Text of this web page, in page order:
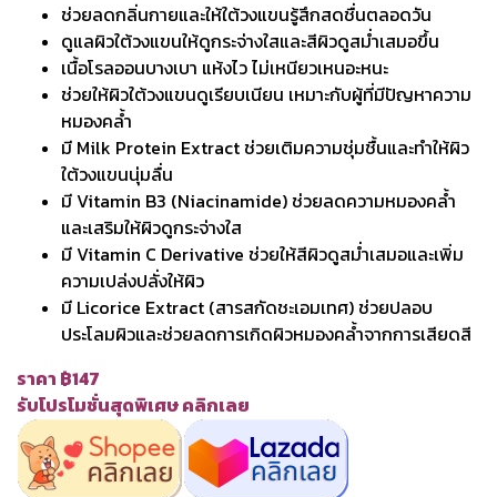
ช่วยลดกลิ่นกายและให้ใต้วงแขนรู้สึกสดชื่นตลอดวัน
ดูแลผิวใต้วงแขนให้ดูกระจ่างใสและสีผิวดูสม่ำเสมอขึ้น
เนื้อโรลออนบางเบา แห้งไว ไม่เหนียวเหนอะหนะ
ช่วยให้ผิวใต้วงแขนดูเรียบเนียน เหมาะกับผู้ที่มีปัญหาความ
หมองคล้ำ
มี Milk Protein Extract ช่วยเติมความชุ่มชื้นและทำให้ผิว
ใต้วงแขนนุ่มลื่น
มี Vitamin B3 (Niacinamide) ช่วยลดความหมองคล้ำ
และเสริมให้ผิวดูกระจ่างใส
มี Vitamin C Derivative ช่วยให้สีผิวดูสม่ำเสมอและเพิ่ม
ความเปล่งปลั่งให้ผิว
มี Licorice Extract (สารสกัดชะเอมเทศ) ช่วยปลอบ
ประโลมผิวและช่วยลดการเกิดผิวหมองคล้ำจากการเสียดสี
ราคา ฿147
รับโปรโมชั่นสุดพิเศษ คลิกเลย